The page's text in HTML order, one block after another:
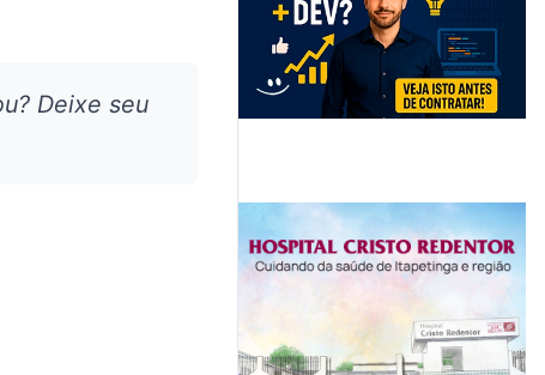
Deixe seu